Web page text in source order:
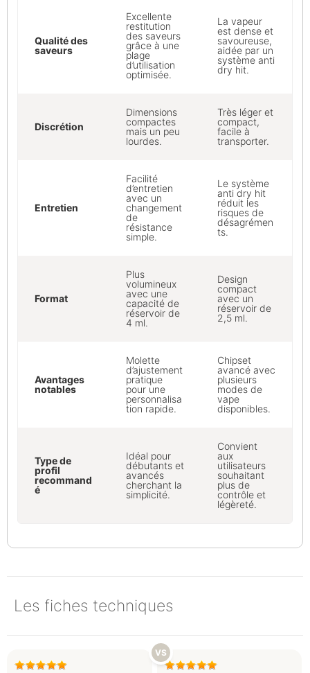
Qualité des
saveurs
Excellente
restitution
des saveurs
grâce à une
plage
d’utilisation
optimisée.
La vapeur
est dense et
savoureuse,
aidée par un
système anti
dry hit.
Discrétion
Dimensions
compactes
mais un peu
lourdes.
Très léger et
compact,
facile à
transporter.
Entretien
Facilité
d’entretien
avec un
changement
de
résistance
simple.
Le système
anti dry hit
réduit les
risques de
désagrémen
ts.
Format
Plus
volumineux
avec une
capacité de
réservoir de
4 ml.
Design
compact
avec un
réservoir de
2,5 ml.
Avantages
notables
Molette
d’ajustement
pratique
pour une
personnalisa
tion rapide.
Chipset
avancé avec
plusieurs
modes de
vape
disponibles.
Type de
profil
recommand
é
Idéal pour
débutants et
avancés
cherchant la
simplicité.
Convient
aux
utilisateurs
souhaitant
plus de
contrôle et
légèreté.
Les fiches techniques